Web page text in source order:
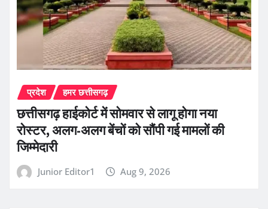
प्रदेश हमर छत्तीसगढ़
छत्तीसगढ़ हाईकोर्ट में सोमवार से लागू होगा नया
रोस्टर, अलग-अलग बेंचों को सौंपी गई मामलों की
जिम्मेदारी
Junior Editor1 Aug 9, 2026